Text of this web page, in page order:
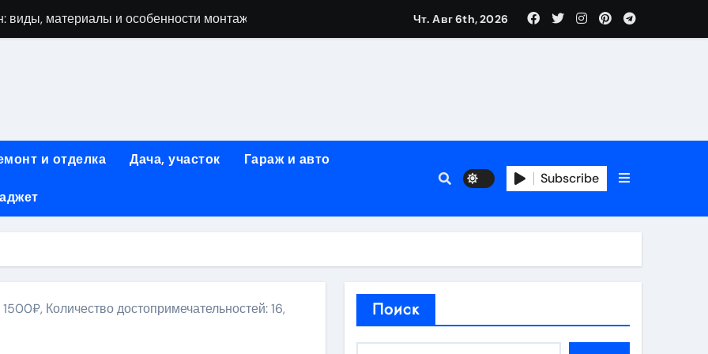
материалы и особенности монтажа
ногтевого сервиса: основные принципы и форматы участия
конструкции и этапы возведения
на рейсы в Киргизию
рекламных технологий для программной и мобильной рекламы
ассортимента и критериев выбора
квартир со вторым светом и террасой в готовых домах
Чт. Авг 6th, 2026
и отделка Дача, участок Гараж и авто
Subscribe
Количество достопримечательностей: 16,
Поиск